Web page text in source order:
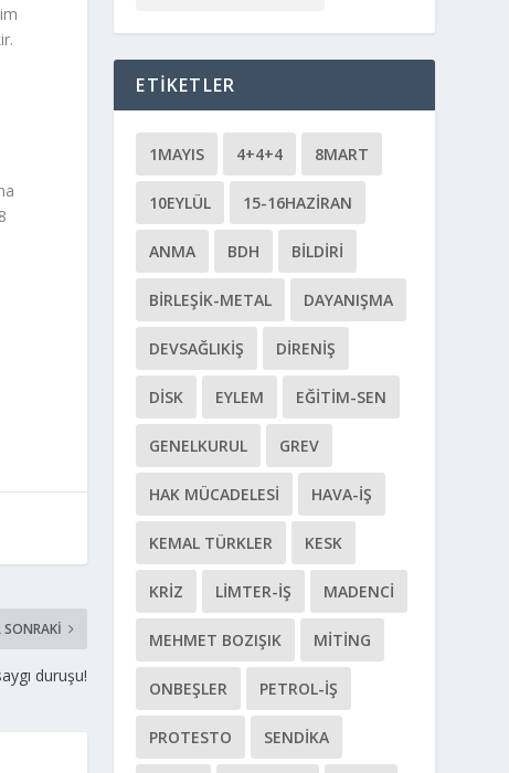
SONRAKI
duruşu!
ETIKETLER
1MAYIS 4+4+4 8MART
10EYLÜL 15-16HAZIRAN
ANMA BDH BILDIRI
BIRLEŞIK-METAL DAYANIŞMA
DEVSAĞLIKİŞ DIRENIŞ
DİSK EYLEM EĞITIM-SEN
GENELKURUL GREV
HAK MÜCADELESI HAVA-İŞ
KEMAL TÜRKLER KESK
KRIZ LIMTER-İŞ MADENCI
MEHMET BOZIŞIK MITING
ONBEŞLER PETROL-İŞ
PROTESTO SENDIKA